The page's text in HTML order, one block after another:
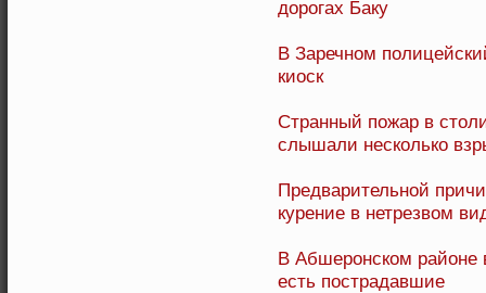
дорогах Баку
В Заречном
киоск
Странный пожар в
слышали несколько
Предварительной
курение в нетрезвом
В Абшеронском районе
есть пострадавшие